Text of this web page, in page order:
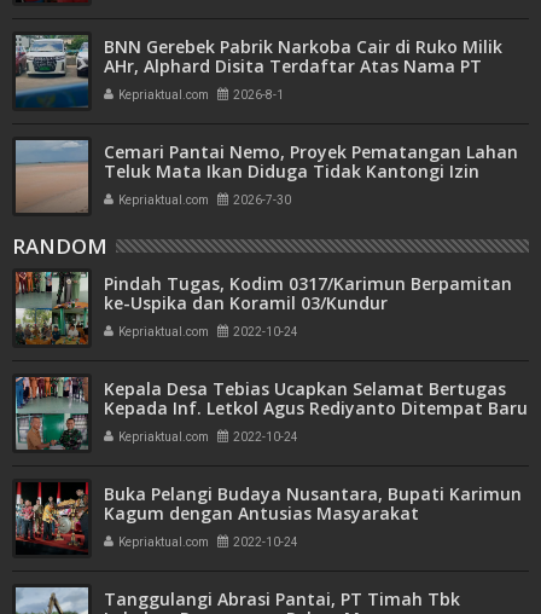
BNN Gerebek Pabrik Narkoba Cair di Ruko Milik
AHr, Alphard Disita Terdaftar Atas Nama PT
Mitra Usaha Properti
Kepriaktual.com 2026-8-1
Cemari Pantai Nemo, Proyek Pematangan Lahan
Teluk Mata Ikan Diduga Tidak Kantongi Izin
Amdal
Kepriaktual.com 2026-7-30
RANDOM
Pindah Tugas, Kodim 0317/Karimun Berpamitan
ke-Uspika dan Koramil 03/Kundur
Kepriaktual.com 2022-10-24
Kepala Desa Tebias Ucapkan Selamat Bertugas
Kepada Inf. Letkol Agus Rediyanto Ditempat Baru
Kepriaktual.com 2022-10-24
Buka Pelangi Budaya Nusantara, Bupati Karimun
Kagum dengan Antusias Masyarakat
Kepriaktual.com 2022-10-24
Tanggulangi Abrasi Pantai, PT Timah Tbk